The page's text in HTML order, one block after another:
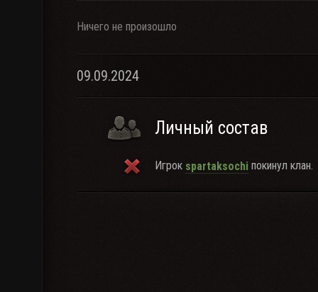
Ничего не произошло
09.09.2024
Личный состав
Игрок spartaksochi покинул клан.